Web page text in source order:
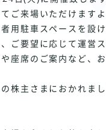
ご来場いただけます
用駐車スペースを設
ご要望に応じて運営
座席のご案内など、
株主さまにおかれま